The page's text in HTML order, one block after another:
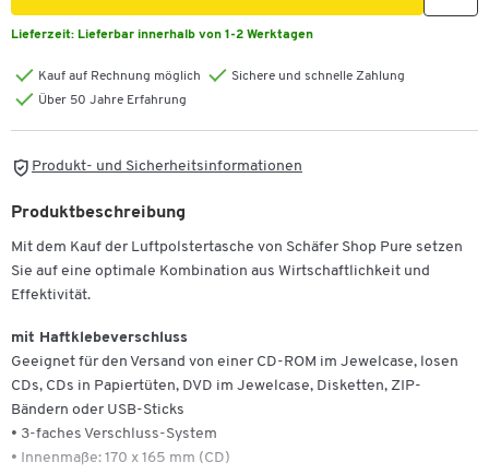
Lieferzeit: Lieferbar innerhalb von 1-2 Werktagen
Kauf auf Rechnung möglich
Sichere und schnelle Zahlung
Über 50 Jahre Erfahrung
Produkt- und Sicherheitsinformationen
Produktbeschreibung
Mit dem Kauf der Luftpolstertasche von Schäfer Shop Pure setzen
Sie auf eine optimale Kombination aus Wirtschaftlichkeit und
Effektivität.
mit Haftklebeverschluss
Geeignet für den Versand von einer CD-ROM im Jewelcase, losen
CDs, CDs in Papiertüten, DVD im Jewelcase, Disketten, ZIP-
Bändern oder USB-Sticks
• 3-faches Verschluss-System
• Innenmaße: 170 x 165 mm (CD)